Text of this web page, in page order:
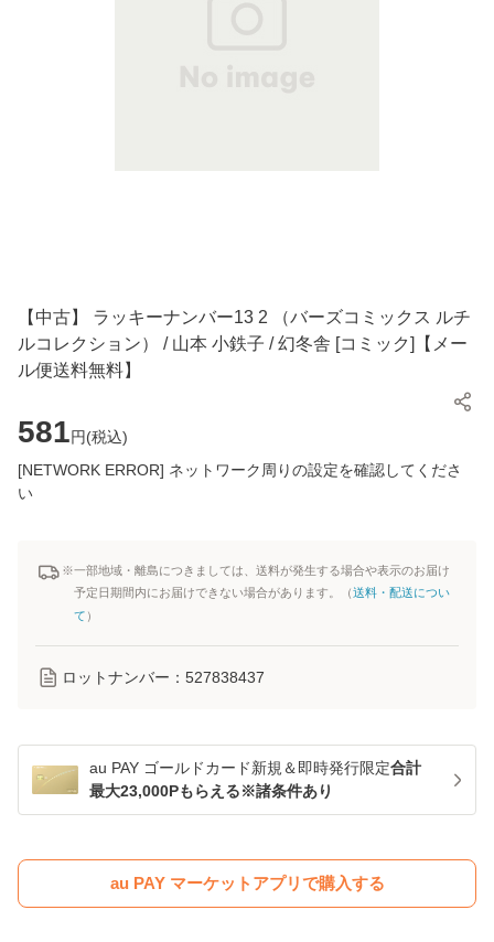
【中古】 ラッキーナンバー13 2 （バーズコミックス ルチ
ルコレクション） / 山本 小鉄子 / 幻冬舎 [コミック]【メー
ル便送料無料】
581円(税込)
[NETWORK ERROR] ネットワーク周りの設定を確認してくださ
い
※一部地域・離島につきましては、送料が発生する場合や表示のお届け
予定日期間内にお届けできない場合があります。（送料・配送につい
て ）
ロットナンバー： 527838437
au PAY ゴールドカード新規＆即時発行限定合計
最大23,000Pもらえる※諸条件あり
au PAY マーケットアプリで購入する